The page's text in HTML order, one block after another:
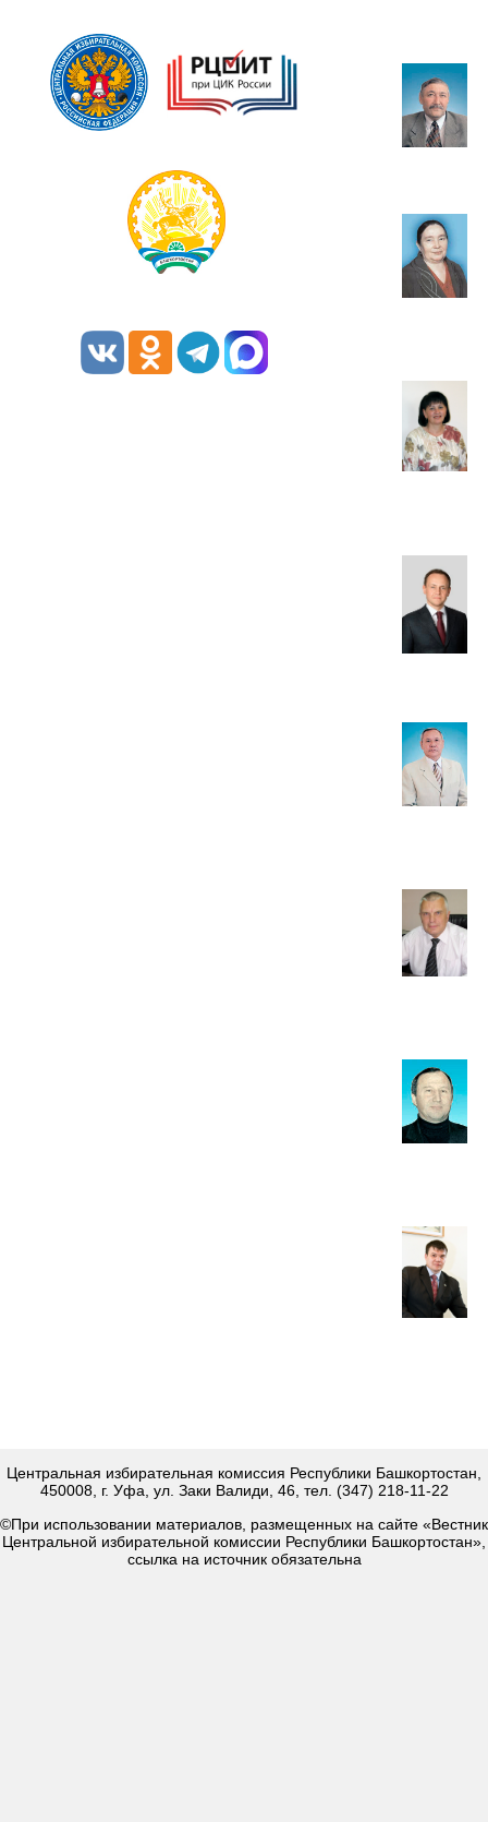
Центральная избирательная комиссия Республики Башкортостан,
450008, г. Уфа, ул. Заки Валиди, 46, тел. (347) 218-11-22
©При использовании материалов, размещенных на сайте «Вестник
Центральной избирательной комиссии Республики Башкортостан»,
ссылка на источник обязательна